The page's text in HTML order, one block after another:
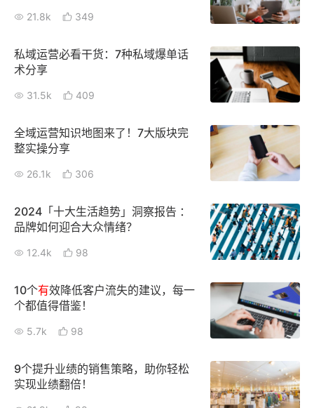
21.8k 349
私域运营必看干货：7种私域爆单话
术分享
31.5k 409
全域运营知识地图来了！7大版块完
整实操分享
26.1k 306
2024「十大生活趋势」洞察报告 ：
品牌如何迎合大众情绪？
12.4k 98
10个有效降低客户流失的建议，每一
个都值得借鉴！
5.7k 98
9个提升业绩的销售策略，助你轻松
实现业绩翻倍！